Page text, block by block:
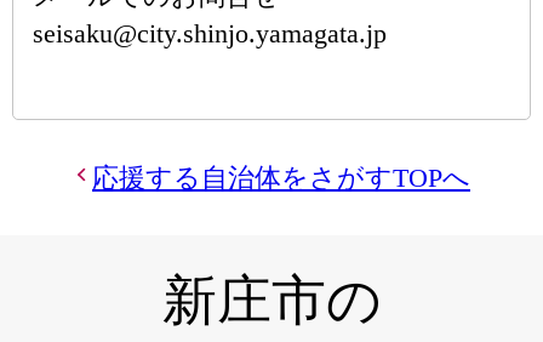
seisaku@city.shinjo.yamagata.jp
応援する自治体をさがすTOPへ
新庄市の